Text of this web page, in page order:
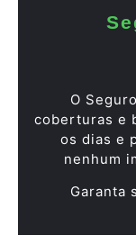
O
coberturas e
os dias e
nenhum
Garanta